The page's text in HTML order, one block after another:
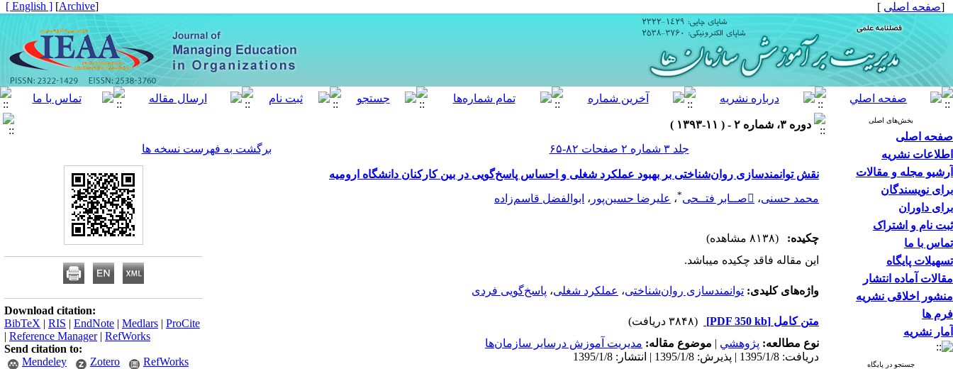
[صفحه اصلی ]
[
Archive
]
[ English ]
بخش‌های اصلی
صفحه اصلی
اطلاعات نشریه
آرشیو مجله و مقالات
برای نویسندگان
برای داوران
ثبت نام و اشتراک
تماس با ما
تسهیلات پایگاه
مقالات آماده انتشار
منشور اخلاقی نشریه
فرم ها
آمار نشریه
جستجو در پایگاه
دوره ۳، شماره ۲ - ( ۱۱-۱۳۹۳ )
جلد ۳ شماره ۲ صفحات ۸۲-۶۵
برگشت به فهرست نسخه ها
نقش توانمندسازی روان‌شناختی بر بهبود عملکرد شغلی و احساس پاسخ‌گویی در بین کارکنان دانشگاه ارومیه
محمد حسنی، صــابر فتــحی *، علیرضا حسین‌پور ، ابوالفضل قاسم‌زاده
چکیده:
(۸۱۳۸ مشاهده)
این مقاله فاقد چکیده می​باشد.
واژه‌های کلیدی: توانمندسازی روان‌شناختی، عملکرد شغلی، پاسخ‌گویی فردی
متن کامل [PDF 350 kb]
(۳۸۴۸ دریافت)
نوع مطالعه: پژوهشي | موضوع مقاله: مدیریت آموزش درسایر سازمان‌ها
دریافت: 1395/1/8 | پذیرش: 1395/1/8 | انتشار: 1395/1/8
Download citation:
BibTeX | RIS | EndNote | Medlars | ProCite
| Reference Manager| RefWorks
Send citation to:
Mendeley
Zotero RefWorks